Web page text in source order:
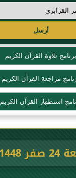
أرسل
برنامج تلاوة القرآن الكريم
مراجعة القرآن الكريم
استظهار القرآن الكريم